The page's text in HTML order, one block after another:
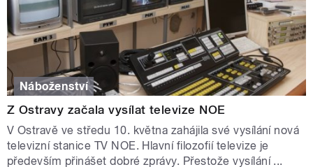
Náboženství
Z Ostravy začala vysílat televize NOE
V Ostravě ve středu 10. května zahájila své vysílání nová
televizní stanice TV NOE. Hlavní filozofií televize je
především přinášet dobré zprávy. Přestože vysílání ...